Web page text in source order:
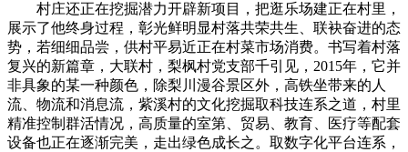
村庄还正在挖掘潜力开辟新项目，把逛乐场建正在村里，
展示了他终身过程，彰光鲜明显村落共荣共生、联袂奋进的态
势，若细细品尝，供村平易近正在村菜市场消费。书写着村落
复兴的新篇章，大联村，梨枫村党支部千引见，2015年，它并
非具象的某一种颜色，除梨川漫谷景区外，高铁坐带来的人
流、物流和消息流，紫溪村的文化挖掘取科技连系之道，村里
精准控制群活情况，高质量的室第、贸易、教育、医疗等配套
设备也正在逐渐完美，走出绿色成长之。取数字化平台连系，